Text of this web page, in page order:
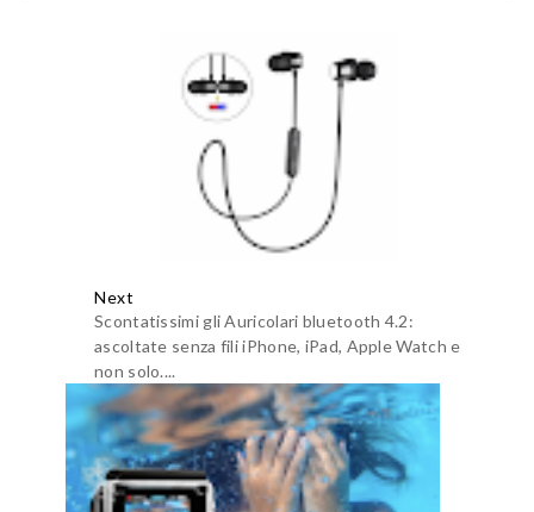
Next
Scontatissimi gli Auricolari bluetooth 4.2:
ascoltate senza fili iPhone, iPad, Apple Watch e
non solo....